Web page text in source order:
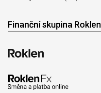
Finanční skupina Roklen